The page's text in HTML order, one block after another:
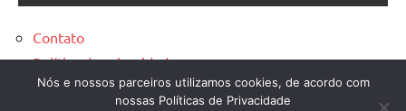
Contato
Política de privacidade
Sobre
Nós e nossos parceiros utilizamos cookies, de acordo com
nossas Políticas de Privacidade